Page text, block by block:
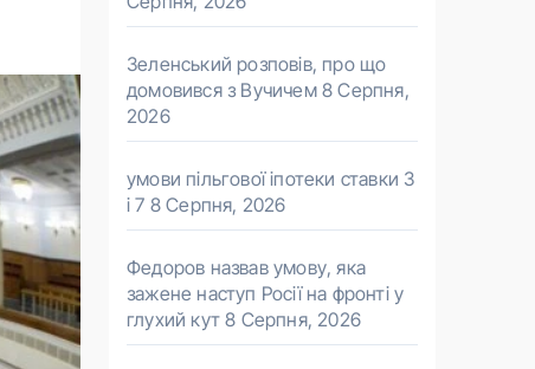
Зеленський розповів, про що
домовився з Вучичем 8 Серпня,
2026
умови пільгової іпотеки ставки 3
і 7 8 Серпня, 2026
Федоров назвав умову, яка
зажене наступ Росії на фронті у
глухий кут 8 Серпня, 2026